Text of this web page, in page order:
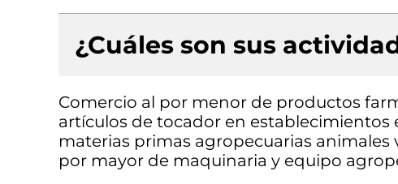
¿Cuáles son sus
Comercio al por menor de productos
artículos de tocador en establecimientos
materias primas agropecuarias animales
por mayor de maquinaria y equipo